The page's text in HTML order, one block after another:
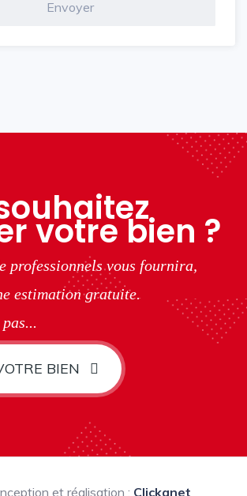
votre bien ?
professionnels vous fournira,
estimation gratuite.
BIEN
et réalisation : Clickanet